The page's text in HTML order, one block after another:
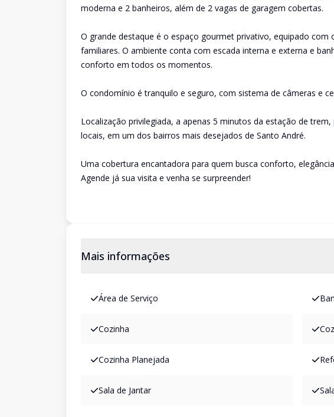
moderna e 2 banheiros, além de 2 vagas de garagem cobertas.
O grande destaque é o espaço gourmet privativo, equipado com
familiares. O ambiente conta com escada interna e externa e
conforto em todos os momentos.
O condomínio é tranquilo e seguro, com sistema de câmeras e
Localização privilegiada, a apenas 5 minutos da estação de
locais, em um dos bairros mais desejados de Santo André.
Uma cobertura encantadora para quem busca conforto,
Agende já sua visita e venha se surpreender!
Mais informações
Área de Serviço
Cozinha
Cozinha Planejada
Sala de Jantar